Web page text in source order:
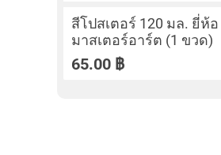
สีโปสเตอร์ 120 มล. ยี่ห้อ
มาสเตอร์อาร์ต (1 ขวด)
65.00 ฿